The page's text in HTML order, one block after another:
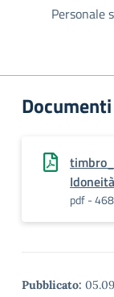
Personale
Documenti
pdf -
Pubblicato: